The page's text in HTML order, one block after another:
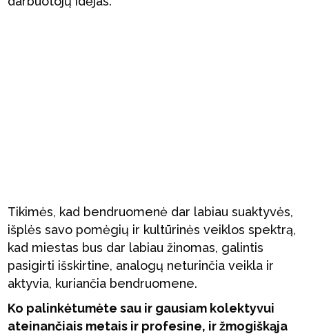
Tikimės, kad bendruomenė dar labiau suaktyvės,
išplės savo pomėgių ir kultūrinės veiklos spektrą,
kad miestas bus dar labiau žinomas, galintis
pasigirti išskirtine, analogų neturinčia veikla ir
aktyvia, kuriančia bendruomene.
Ko palinkėtumėte sau ir gausiam kolektyvui
ateinančiais metais ir profesine, ir žmogiškąja